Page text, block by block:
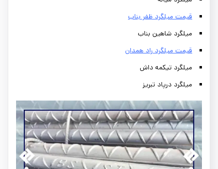
قیمت میلگرد ظفر بناب
میلگرد شاهین بناب
قیمت میلگرد راد همدان
میلگرد تیکمه داش
میلگرد درپاد تبریز